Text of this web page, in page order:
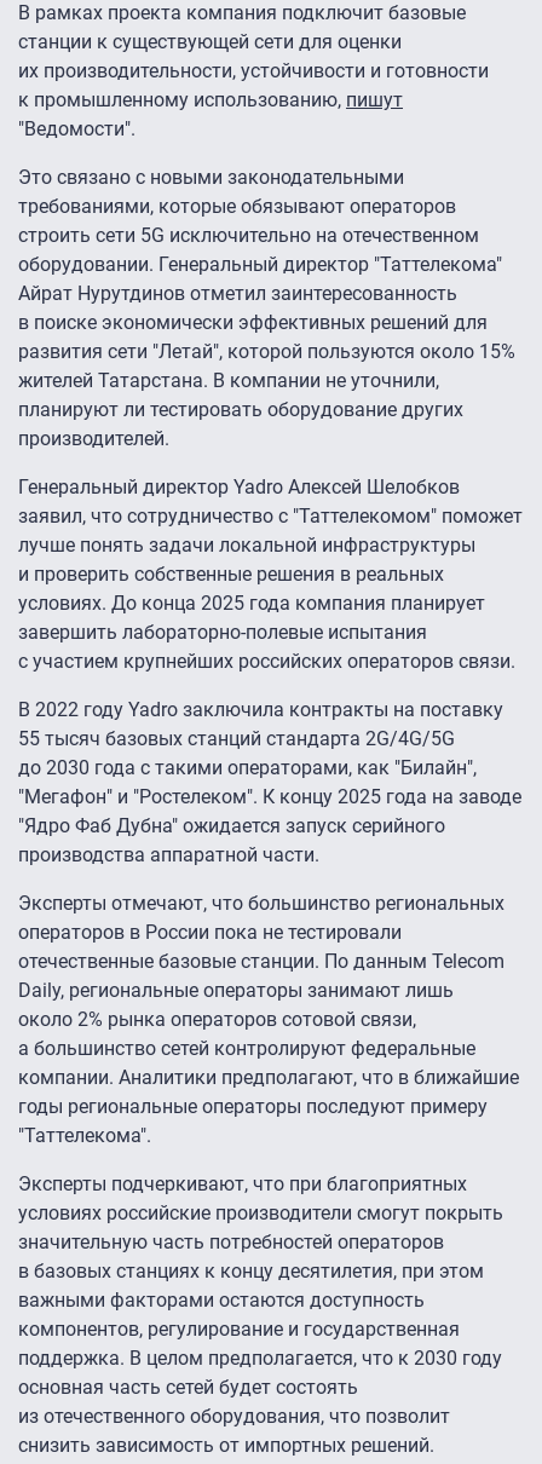
В рамках проекта компания подключит базовые
станции к существующей сети для оценки
их производительности, устойчивости и готовности
к промышленному использованию, пишут
"Ведомости".
Это связано с новыми законодательными
требованиями, которые обязывают операторов
строить сети 5G исключительно на отечественном
оборудовании. Генеральный директор "Таттелекома"
Айрат Нурутдинов отметил заинтересованность
в поиске экономически эффективных решений для
развития сети "Летай", которой пользуются около 15%
жителей Татарстана. В компании не уточнили,
планируют ли тестировать оборудование других
производителей.
Генеральный директор Yadro Алексей Шелобков
заявил, что сотрудничество с "Таттелекомом" поможет
лучше понять задачи локальной инфраструктуры
и проверить собственные решения в реальных
условиях. До конца 2025 года компания планирует
завершить лабораторно-полевые испытания
с участием крупнейших российских операторов связи.
В 2022 году Yadro заключила контракты на поставку
55 тысяч базовых станций стандарта 2G/4G/5G
до 2030 года с такими операторами, как "Билайн",
"Мегафон" и "Ростелеком". К концу 2025 года на заводе
"Ядро Фаб Дубна" ожидается запуск серийного
производства аппаратной части.
Эксперты отмечают, что большинство региональных
операторов в России пока не тестировали
отечественные базовые станции. По данным Telecom
Daily, региональные операторы занимают лишь
около 2% рынка операторов сотовой связи,
а большинство сетей контролируют федеральные
компании. Аналитики предполагают, что в ближайшие
годы региональные операторы последуют примеру
"Таттелекома".
Эксперты подчеркивают, что при благоприятных
условиях российские производители смогут покрыть
значительную часть потребностей операторов
в базовых станциях к концу десятилетия, при этом
важными факторами остаются доступность
компонентов, регулирование и государственная
поддержка. В целом предполагается, что к 2030 году
основная часть сетей будет состоять
из отечественного оборудования, что позволит
снизить зависимость от импортных решений.